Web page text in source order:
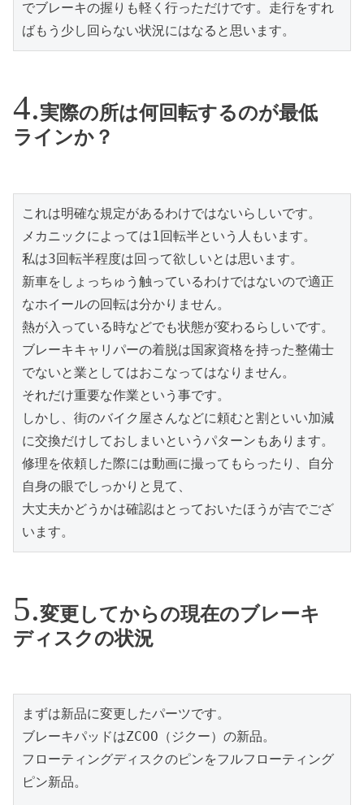
でブレーキの握りも軽く行っただけです。走行をすれ
ばもう少し回らない状況にはなると思います。
実際の所は何回転するのが最低
ラインか？
これは明確な規定があるわけではないらしいです。
メカニックによっては1回転半という人もいます。
私は3回転半程度は回って欲しいとは思います。
新車をしょっちゅう触っているわけではないので適正
なホイールの回転は分かりません。
熱が入っている時などでも状態が変わるらしいです。
ブレーキキャリパーの着脱は国家資格を持った整備士
でないと業としてはおこなってはなりません。
それだけ重要な作業という事です。
しかし、街のバイク屋さんなどに頼むと割といい加減
に交換だけしておしまいというパターンもあります。
修理を依頼した際には動画に撮ってもらったり、自分
自身の眼でしっかりと見て、
大丈夫かどうかは確認はとっておいたほうが吉でござ
います。
変更してからの現在のブレーキ
ディスクの状況
まずは新品に変更したパーツです。
ブレーキパッドはZCOO（ジクー）の新品。
フローティングディスクのピンをフルフローティング
ピン新品。